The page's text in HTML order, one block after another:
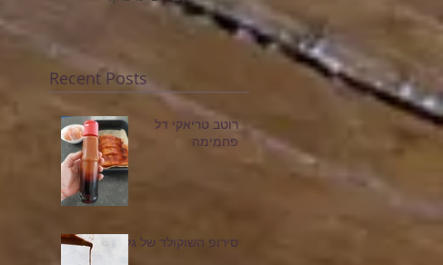
Recent Posts
רוטב טריאקי דל
פחמימה
סירופ השוקולד של גלי